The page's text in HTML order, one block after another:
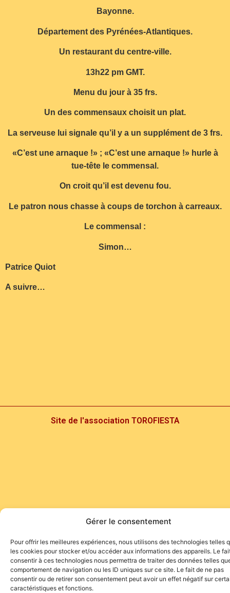
Gérer le consentement
Pour offrir les meilleures expériences, nous utilisons des technologies telles
les cookies pour stocker et/ou accéder aux informations des appareils. Le
consentir à ces technologies nous permettra de traiter des données telles
comportement de navigation ou les ID uniques sur ce site. Le fait de ne pas
consentir ou de retirer son consentement peut avoir un effet négatif sur
caractéristiques et fonctions.
Bayonne.
Département des Pyrénées-Atlantiques.
Un restaurant du centre-ville.
13h22 pm GMT.
Menu du jour à 35 frs.
Un des commensaux choisit un plat.
La serveuse lui signale qu’il y a un supplément de 3 frs.
«C’est une arnaque !» ; «C’est une arnaque !» hurle à
tue-tête le commensal.
On croit qu’il est devenu fou.
Le patron nous chasse à coups de torchon à carreaux.
Le commensal :
Simon…
Patrice Quiot
A suivre…
Site de l'association TOROFIESTA